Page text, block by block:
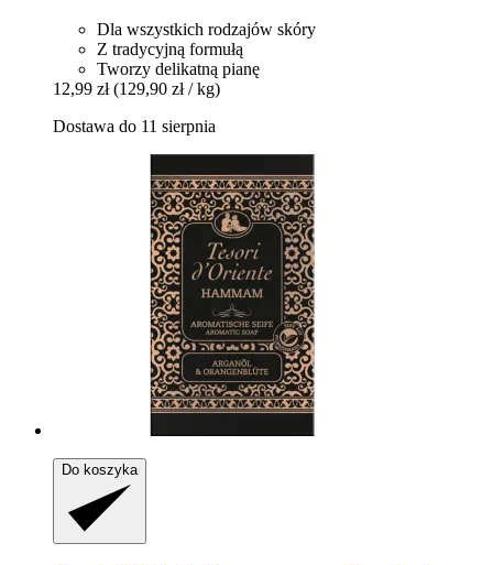
Dla wszystkich rodzajów skóry
Z tradycyjną formułą
Tworzy delikatną pianę
12,99 zł (129,90 zł / kg)
Dostawa do 11 sierpnia
Do koszyka